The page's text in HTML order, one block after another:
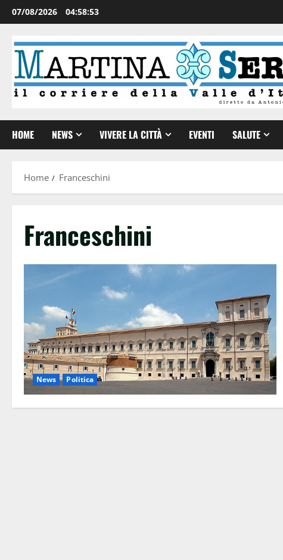
07/08/2026 04:58:54
HOME NEWS VIVERE LA CITTÀ EVENTI SALUTE
Home Franceschini
Franceschini
News Politica